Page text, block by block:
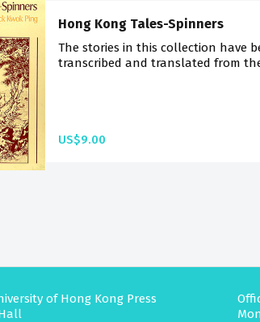
Hong Kong Tales-Spinners
The stories in this collection have
transcribed and translated from
US$9.00
of Hong Kong Press